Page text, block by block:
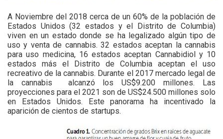
A Noviembre del 2018 cerca de un 60% de la población de
Estados Unidos (32 estados y el Distrito de Columbia)
viven en un estado donde se ha legalizado algún tipo de
uso y venta de cannabis. 32 estados aceptan la cannabis
para uso medicina, 16 estados aceptan Cannabidiol y 10
estados más el Distrito de Columbia aceptan el uso
recreativo de la cannabis. Durante el 2017 mercado legal de
la cannabis
alcanzó los US$9.200 millones. Las
proyecciones para el 2021 son de US$24.500 millones solo
en Estados Unidos. Este panorama ha incentivado la
aparición de cientos de startups.